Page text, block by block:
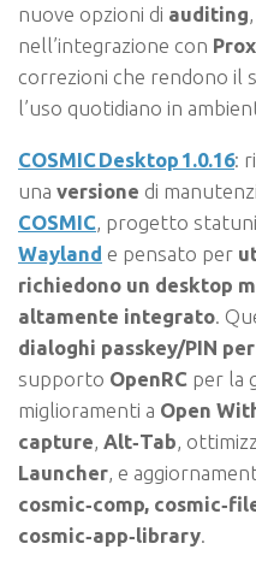
nuove opzioni di auditing
nell’integrazione con
correzioni che rendono il
l’uso quotidiano in
COSMIC Desktop 1.0.16:
una versione di
COSMIC , progetto
Wayland e pensato per
richiedono un desktop
altamente integrato .
dialoghi passkey/PIN
supporto OpenRC per la
miglioramenti a Open
capture Alt‑Tab ,
Launcher , e
cosmic‑comp,
cosmic‑app‑library